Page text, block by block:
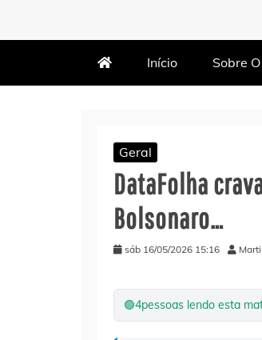
Início Sobre
Geral
DataFolha
Bolsonaro…
sáb 16/05/2026 15:16
🟢4pessoas lendo esta